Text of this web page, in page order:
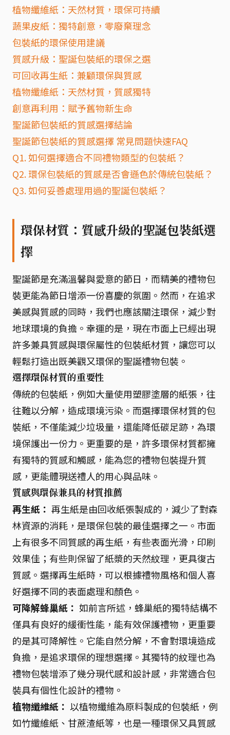
植物纖維紙：天然材質，環保可持續
蔬果皮紙：獨特創意，零廢棄理念
包裝紙的環保使用建議
質感升級：聖誕包裝紙的環保之選
可回收再生紙：兼顧環保與質感
植物纖維紙：天然材質，質感獨特
創意再利用：賦予舊物新生命
聖誕節包裝紙的質感選擇結論
聖誕節包裝紙的質感選擇 常見問題快速FAQ
Q1. 如何選擇適合不同禮物類型的包裝紙？
Q2. 環保包裝紙的質感是否會遜色於傳統包裝紙？
Q3. 如何妥善處理用過的聖誕包裝紙？
環保材質：質感升級的聖誕包裝紙選
擇
聖誕節是充滿溫馨與愛意的節日，而精美的禮物包
裝更能為節日增添一份喜慶的氛圍。然而，在追求
美感與質感的同時，我們也應該關注環保，減少對
地球環境的負擔。幸運的是，現在市面上已經出現
許多兼具質感與環保屬性的包裝紙材質，讓您可以
輕鬆打造出既美觀又環保的聖誕禮物包裝。
選擇環保材質的重要性
傳統的包裝紙，例如大量使用塑膠塗層的紙張，往
往難以分解，造成環境污染。而選擇環保材質的包
裝紙，不僅能減少垃圾量，還能降低碳足跡，為環
境保護出一份力。更重要的是，許多環保材質都擁
有獨特的質感和觸感，能為您的禮物包裝提升質
感，更能體現送禮人的用心與品味。
質感與環保兼具的材質推薦
再生紙： 再生紙是由回收紙張製成的，減少了對森
林資源的消耗，是環保包裝的最佳選擇之一。市面
上有很多不同質感的再生紙，有些表面光滑，印刷
效果佳；有些則保留了紙漿的天然紋理，更具復古
質感。選擇再生紙時，可以根據禮物風格和個人喜
好選擇不同的表面處理和顏色。
可降解蜂巢紙： 如前言所述，蜂巢紙的獨特結構不
僅具有良好的緩衝性能，能有效保護禮物，更重要
的是其可降解性。它能自然分解，不會對環境造成
負擔，是追求環保的理想選擇。其獨特的紋理也為
禮物包裝增添了幾分現代感和設計感，非常適合包
裝具有個性化設計的禮物。
植物纖維紙： 以植物纖維為原料製成的包裝紙，例
如竹纖維紙、甘蔗渣紙等，也是一種環保又具質感